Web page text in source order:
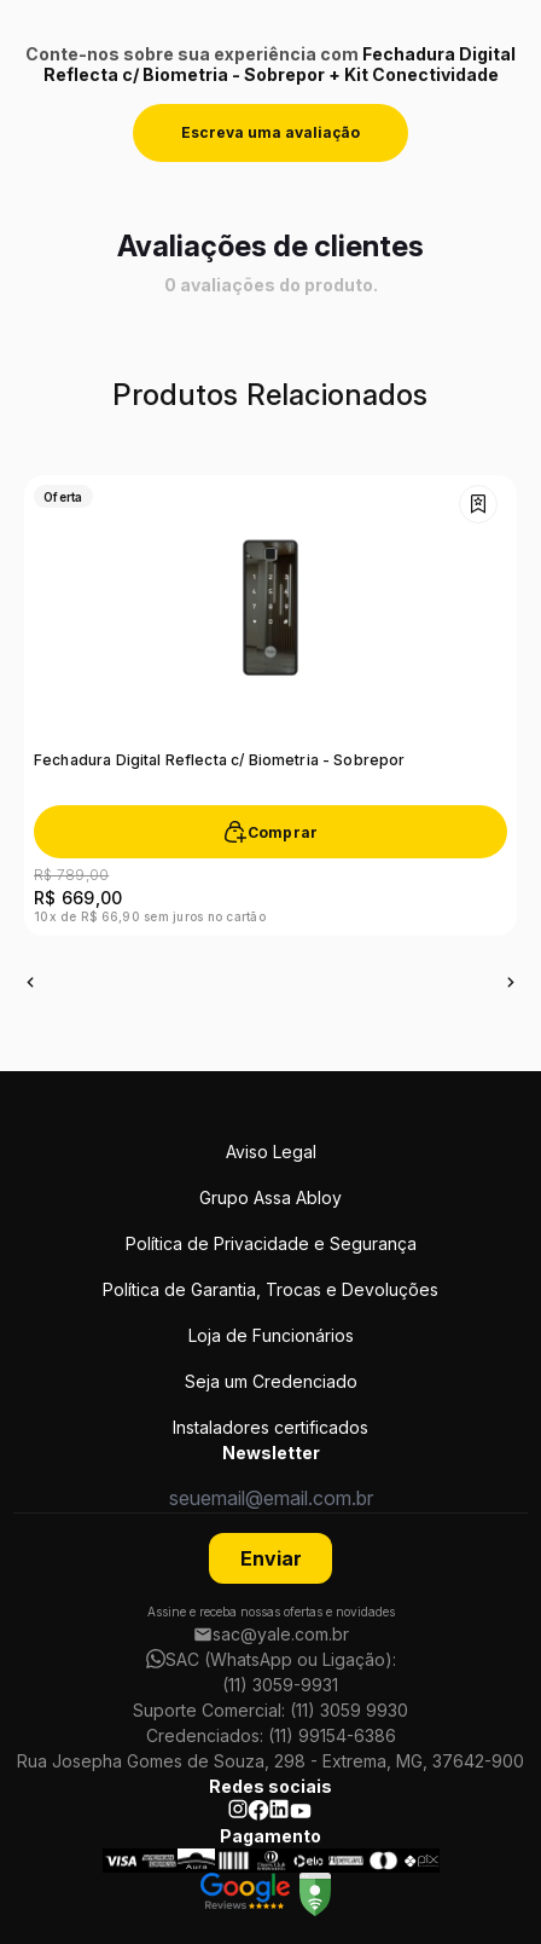
Conte-nos sobre sua experiência com Fechadura Digital
Reflecta c/ Biometria - Sobrepor + Kit Conectividade
Escreva uma avaliação
Avaliações de clientes
0 avaliações do produto.
Produtos Relacionados
Oferta
Fechadura Digital Reflecta c/ Biometria - Sobrepor
Comprar
R$ 789,00
R$ 669,00
10x de R$ 66,90 sem juros no cartão
Grupo Assa Abloy
Aviso Legal
Política de Privacidade e Segurança
Política de Garantia, Trocas e Devoluções
Loja de Funcionários
Seja um Credenciado
Instaladores certificados
Newsletter
Enviar
Assine e receba nossas ofertas e novidades
sac@yale.com.br
SAC (WhatsApp ou Ligação):
(11) 3059-9931
Suporte Comercial: (11) 3059 9930
Credenciados: (11) 99154-6386
Rua Josepha Gomes de Souza, 298 - Extrema, MG, 37642-900
Redes sociais
Pagamento